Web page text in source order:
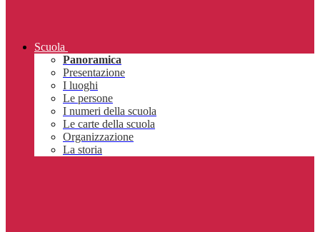
Scuola
Panoramica
Presentazione
I luoghi
Le persone
I numeri della scuola
Le carte della scuola
Organizzazione
La storia